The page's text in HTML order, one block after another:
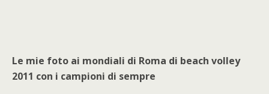
Le mie foto ai mondiali di Roma di beach volley
2011 con i campioni di sempre